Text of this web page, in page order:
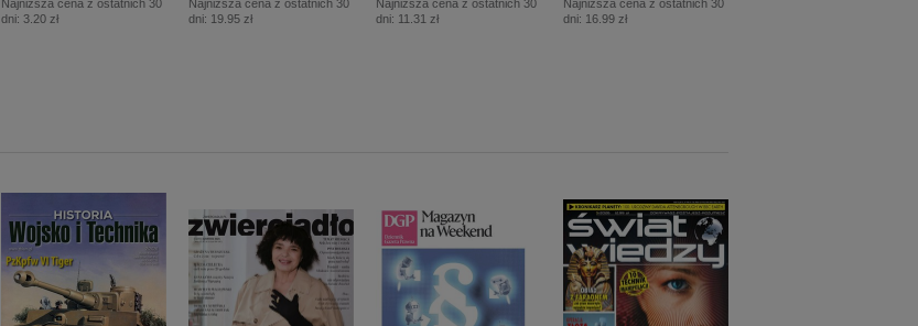
Najniższa cena z ostatnich 30
dni: 3.20 zł
Najniższa cena z ostatnich 30
dni: 19.95 zł
Najniższa cena z ostatnich 30
dni: 11.31 zł
Najniższa cena z ostatnich 30
dni: 16.99 zł